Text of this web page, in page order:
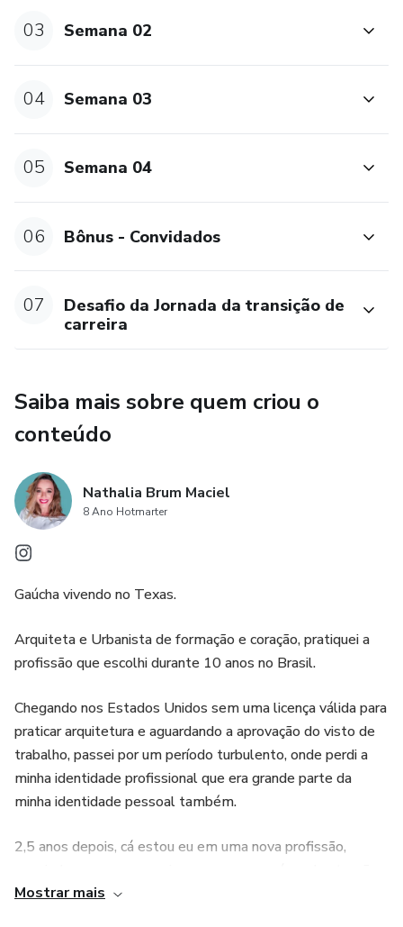
03 Semana 02
04 Semana 03
05 Semana 04
06 Bônus - Convidados
07
Desafio da Jornada da transição de
carreira
Saiba mais sobre quem criou o
conteúdo
Nathalia Brum Maciel
8 Ano Hotmarter
Gaúcha vivendo no Texas.
Arquiteta e Urbanista de formação e coração, pratiquei a
profissão que escolhi durante 10 anos no Brasil.
Chegando nos Estados Unidos sem uma licença válida para
praticar arquitetura e aguardando a aprovação do visto de
trabalho, passei por um período turbulento, onde perdi a
minha identidade profissional que era grande parte da
minha identidade pessoal também.
2,5 anos depois, cá estou eu em uma nova profissão,
e feliz da vida.
Mostrar mais